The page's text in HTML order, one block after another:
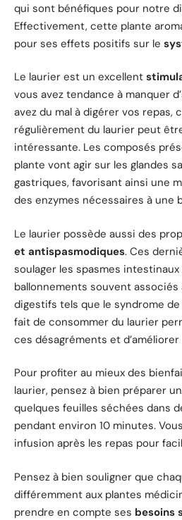
qui sont bénéfiques pour notre
Effectivement, cette plante
pour ses effets positifs sur le
Le laurier est un excellent
vous avez tendance à manquer
avez du mal à digérer vos repas,
régulièrement du laurier peut
intéressante. Les composés
plante vont agir sur les glandes
gastriques, favorisant ainsi une
des enzymes nécessaires à une
Le laurier possède aussi des
et antispasmodiques. Ces
soulager les spasmes intestinaux
ballonnements souvent associés
digestifs tels que le syndrome
fait de consommer du laurier
ces désagréments et
Pour profiter au mieux des
laurier, pensez à bien préparer
quelques feuilles séchées dans
pendant environ 10 minutes.
infusion après les repas pour
Pensez à bien souligner que
différemment aux plantes
prendre en compte ses besoins